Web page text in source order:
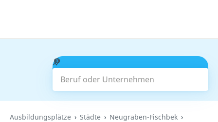
Beruf oder Unternehmen
Suchen
Ausbildungsplätze Städte
Neugraben-Fischbek